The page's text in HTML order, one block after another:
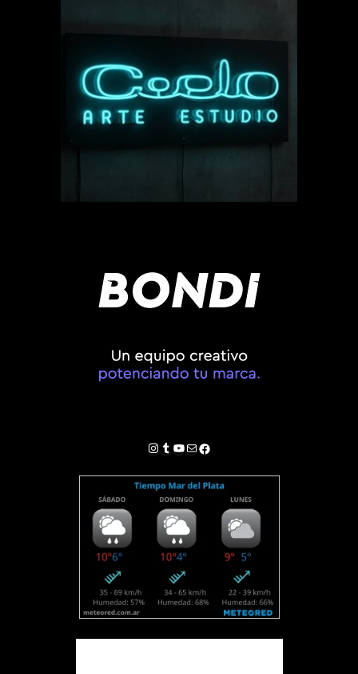
Instagram
Tumblr
YouTube
Correo electrónico
Facebook